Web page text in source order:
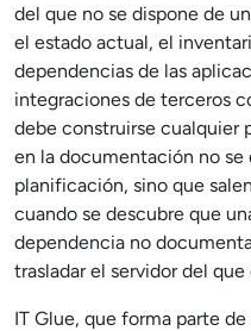
del que no se dispone de
el estado actual, el
dependencias de las
integraciones de terceros
debe construirse cualquier
en la documentación no
planificación, sino que
cuando se descubre que
dependencia no
trasladar el servidor del que
IT Glue, que forma parte